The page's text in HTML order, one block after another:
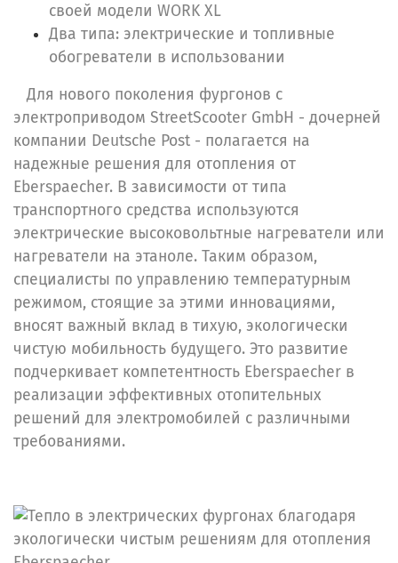
своей модели WORK XL
Два типа: электрические и топливные
обогреватели в использовании
Для нового поколения фургонов с
электроприводом StreetScooter GmbH - дочерней
компании Deutsche Post - полагается на
надежные решения для отопления от
Eberspaecher. В зависимости от типа
транспортного средства используются
электрические высоковольтные нагреватели или
нагреватели на этаноле. Таким образом,
специалисты по управлению температурным
режимом, стоящие за этими инновациями,
вносят важный вклад в тихую, экологически
чистую мобильность будущего. Это развитие
подчеркивает компетентность Eberspaecher в
реализации эффективных отопительных
решений для электромобилей с различными
требованиями.